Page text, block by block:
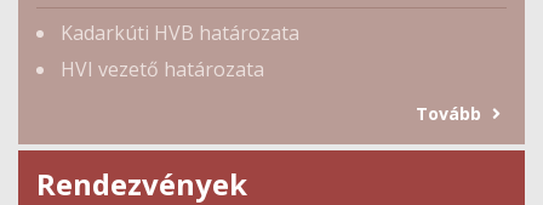
Kadarkúti HVB határozata
HVI vezető határozata
Tovább
Rendezvények